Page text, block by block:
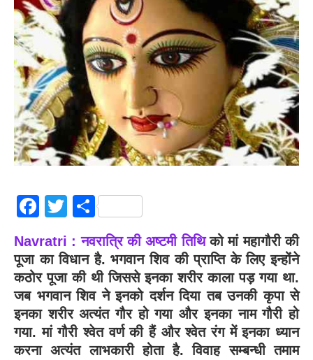
Facebook
Twitter
Share
Navratri : नवरात्रि की अष्टमी तिथिको मां महागौरी की
पूजा का विधान है. भगवान शिव की प्राप्ति के लिए इन्होंने
कठोर पूजा की थी जिससे इनका शरीर काला पड़ गया था.
जब भगवान शिव ने इनको दर्शन दिया तब उनकी कृपा से
इनका शरीर अत्यंत गौर हो गया और इनका नाम गौरी हो
गया. मां गौरी श्वेत वर्ण की हैं और श्वेत रंग में इनका ध्यान
करना अत्यंत लाभकारी होता है. विवाह सम्बन्धी तमाम